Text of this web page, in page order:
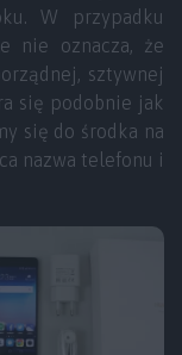
W przypadku
nie oznacza, że
sztywnej
się podobnie jak
się do środka na
nazwa telefonu i